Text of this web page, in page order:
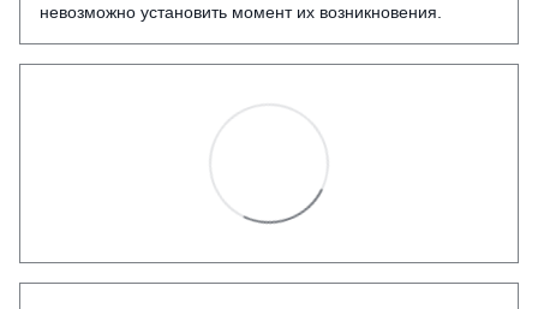
невозможно установить момент их возникновения.